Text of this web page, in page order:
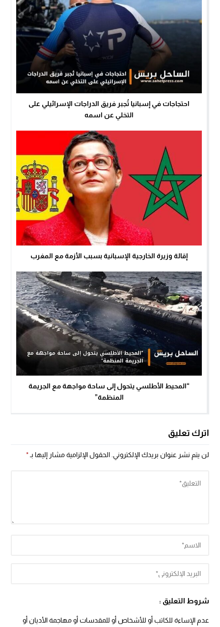
احتجاجات في إسبانيا تُجبر فريق الدراجات الإسرائيلي على
التخلي عن اسمه
إقالة وزيرة الخارجية الإسبانية بسبب الأزمة مع المغرب
“المحيط الأطلسي يتحول إلى ساحة مواجهة مع الجريمة
المنظمة”
اترك تعليق
لن يتم نشر عنوان بريدك الإلكتروني. الحقول الإلزامية مشار إليها بـ*
شروط التعليق :
عدم الإساءة للكاتب أو للأشخاص أو للمقدسات أو مهاجمة الأديان أو